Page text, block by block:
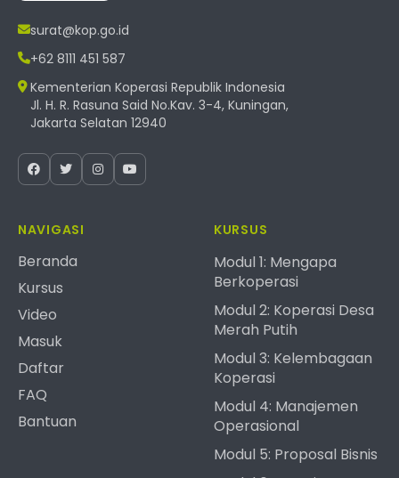
surat@kop.go.id
+62 8111 451 587
Kementerian Koperasi Republik Indonesia
Jl. H. R. Rasuna Said No.Kav. 3-4, Kuningan,
Jakarta Selatan 12940
NAVIGASI
Beranda
Kursus
Video
Masuk
Daftar
FAQ
Bantuan
KURSUS
Modul 1: Mengapa
Berkoperasi
Modul 2: Koperasi Desa
Merah Putih
Modul 3: Kelembagaan
Koperasi
Modul 4: Manajemen
Operasional
Modul 5: Proposal Bisnis